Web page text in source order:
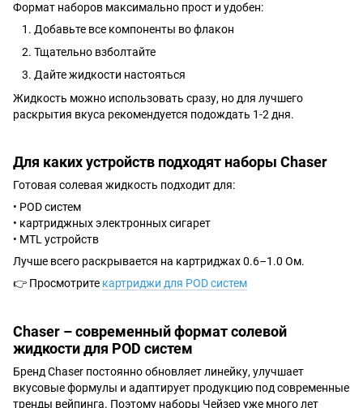
Формат наборов максимально прост и удобен:
Добавьте все компоненты во флакон
Тщательно взболтайте
Дайте жидкости настояться
Жидкость можно использовать сразу, но для лучшего
раскрытия вкуса рекомендуется подождать 1-2 дня.
Для каких устройств подходят наборы Chaser
Готовая солевая жидкость подходит для:
• POD систем
• картриджных электронных сигарет
• MTL устройств
Лучше всего раскрывается на картриджах 0.6–1.0 Ом.
👉 Просмотрите картриджи для POD систем
Chaser – современный формат солевой
жидкости для POD систем
Бренд Chaser постоянно обновляет линейку, улучшает
вкусовые формулы и адаптирует продукцию под современные
тренды вейпинга. Поэтому наборы Чейзер уже много лет